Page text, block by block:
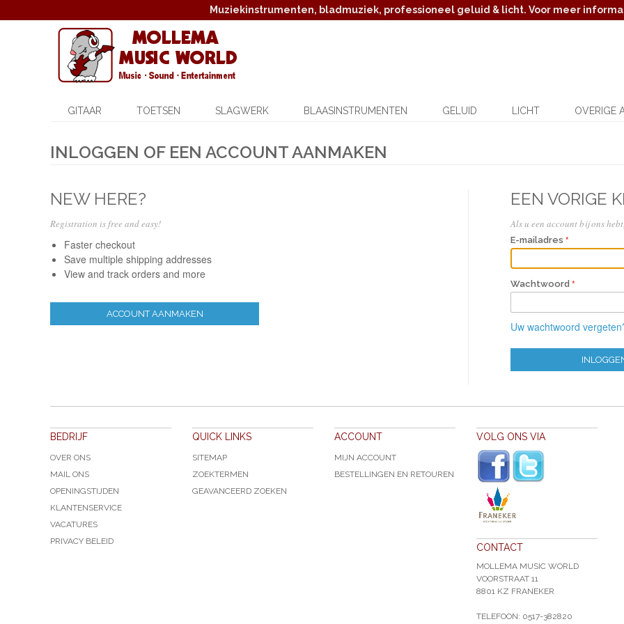
Muziekinstrumenten, bladmuziek, professioneel geluid & licht. Voor meer
GITAAR TOETSEN SLAGWERK BLAASINSTRUMENTEN GELUID LICHT OVERIGE
INLOGGEN OF EEN ACCOUNT AANMAKEN
NEW HERE?
Registration is free and easy!
Faster checkout
Save multiple shipping addresses
View and track orders and more
ACCOUNT AANMAKEN
EEN VORIGE
Als u een account bij ons
E-mailadres
Wachtwoord
Uw wachtwoord
BEDRIJF
OVER ONS
MAIL ONS
OPENINGSTIJDEN
KLANTENSERVICE
VACATURES
PRIVACY BELEID
QUICK LINKS
SITEMAP
ZOEKTERMEN
GEAVANCEERD ZOEKEN
ACCOUNT
MIJN ACCOUNT
BESTELLINGEN EN RETOUREN
VOLG ONS VIA
CONTACT
MOLLEMA MUSIC WORLD
VOORSTRAAT 11
8801 KZ FRANEKER
TELEFOON: 0517-382820